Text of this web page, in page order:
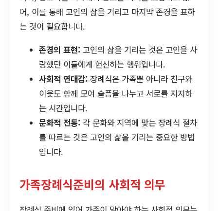
어, 이를 통해 고인의 삶을 기리고 마지막 존경을 표하
는 것이 필요합니다.
존경의 표현: 고인의 삶을 기리는 것은 고인을 사
랑했던 이들에게 헌신하는 행위입니다.
사회적 연대감: 장례식은 가족뿐 아니라 친구와
이웃도 함께 모여 슬픔을 나누고 서로를 지지하
는 시간입니다.
문화적 전통: 각 문화와 지역에 맞는 장례식 절차
를 따르는 것은 고인의 삶을 기리는 중요한 방법
입니다.
가족장례식준비의 사회적 의무